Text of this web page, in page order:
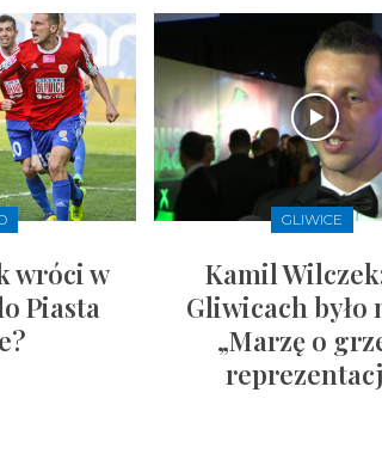
wróci w
Piasta
GLIWICE
Kamil
Gliwicach było
„Marzę o